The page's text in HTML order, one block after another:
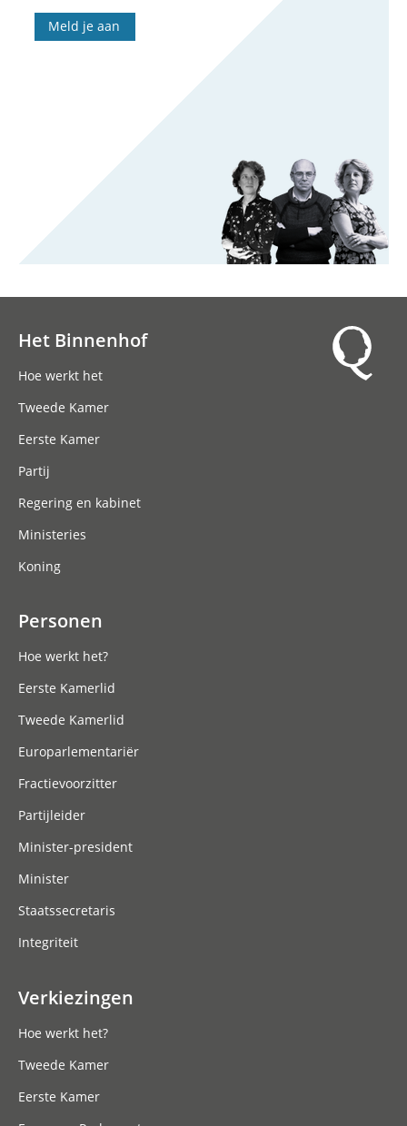
Meld je aan
Het Binnenhof
Hoe werkt het
Tweede Kamer
Eerste Kamer
Partij
Regering en kabinet
Ministeries
Koning
Personen
Hoe werkt het?
Eerste Kamerlid
Tweede Kamerlid
Europarlementariër
Fractievoorzitter
Partijleider
Minister-president
Minister
Staatssecretaris
Integriteit
Verkiezingen
Hoe werkt het?
Tweede Kamer
Eerste Kamer